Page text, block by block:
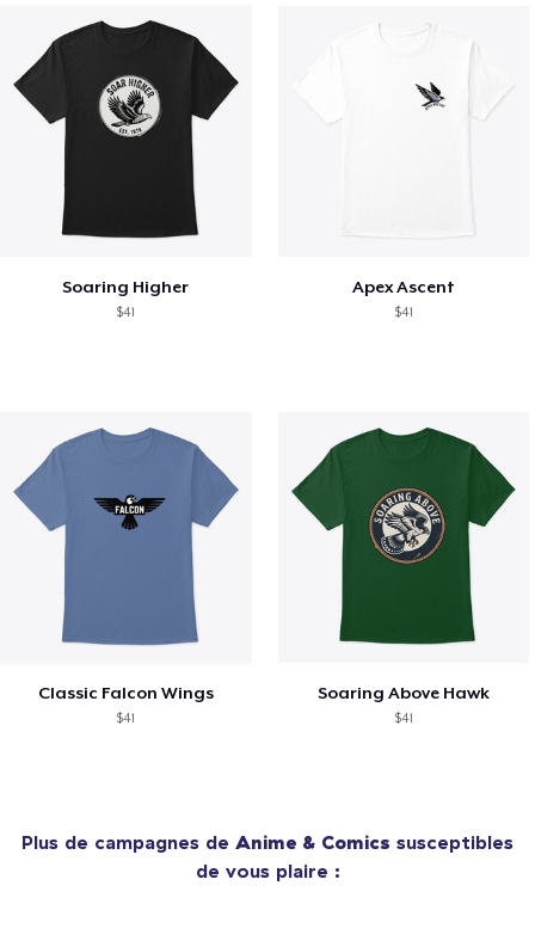
Soaring Higher
$41
Apex Ascent
$41
Classic Falcon Wings
$41
Soaring Above Hawk
$41
Plus de campagnes de Anime & Comics susceptibles
de vous plaire :